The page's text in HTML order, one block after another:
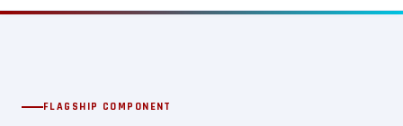
FLAGSHIP COMPONENT